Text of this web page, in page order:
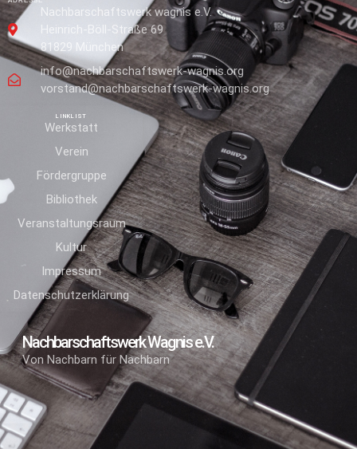
Nachbarschaftswerk wagnis e.V.
Heinrich-Böll-Straße 69
81829 München
info@nachbarschaftswerk-wagnis.org
vorstand@nachbarschaftswerk-wagnis.org
LINKLIST
Werkstatt
Verein
Fördergruppe
Bibliothek
Veranstaltungsraum
Kultur
Impressum
Datenschutzerklärung
Nachbarschaftswerk Wagnis e.V.
Von Nachbarn für Nachbarn